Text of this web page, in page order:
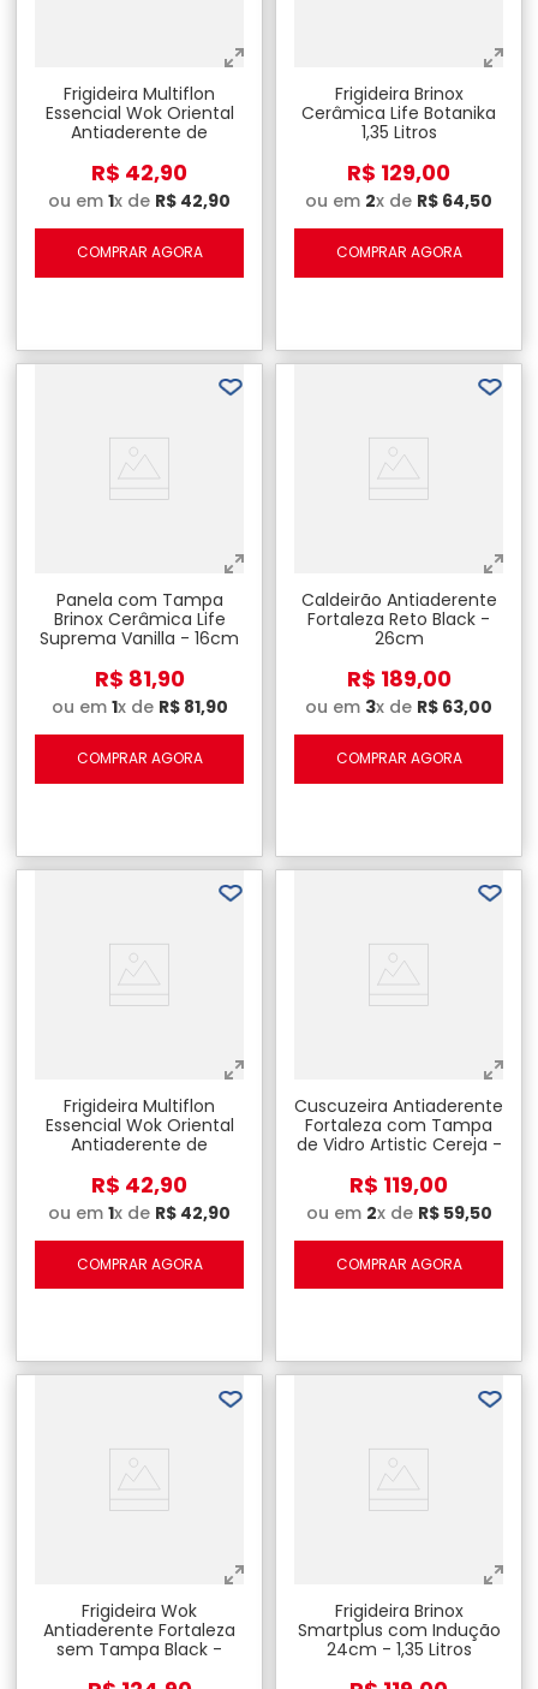
Frigideira Multiflon
Essencial Wok Oriental
Antiaderente de
Vermelha 28cm
R$ 42,90
ou em 1x de R$ 42,90
COMPRAR AGORA
Frigideira Brinox
Cerâmica Life Botanika
1,35 Litros
R$ 129,00
ou em 2x de R$ 64,50
COMPRAR AGORA
Panela com Tampa
Brinox Cerâmica Life
Suprema Vanilla - 16cm
R$ 81,90
ou em 1x de R$ 81,90
COMPRAR AGORA
Caldeirão Antiaderente
Fortaleza Reto Black -
26cm
R$ 189,00
ou em 3x de R$ 63,00
COMPRAR AGORA
Frigideira Multiflon
Essencial Wok Oriental
Antiaderente de
28cm
R$ 42,90
ou em 1x de R$ 42,90
COMPRAR AGORA
Cuscuzeira Antiaderente
Fortaleza com Tampa
de Vidro Artistic Cereja -
R$ 119,00
ou em 2x de R$ 59,50
COMPRAR AGORA
Frigideira Wok
Antiaderente Fortaleza
sem Tampa Black -
Frigideira Brinox
Smartplus com Indução
24cm - 1,35 Litros